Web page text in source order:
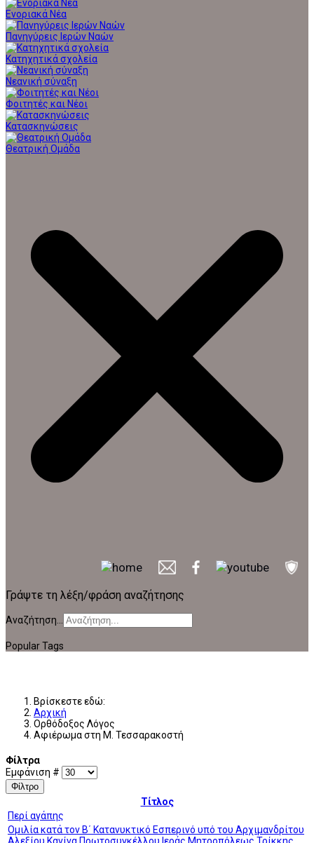
Ενοριακά Νέα
Πανηγύρεις Ιερών Ναών
Κατηχητικά σχολεία
Νεανική σύναξη
Φοιτητές και Νέοι
Κατασκηνώσεις
Θεατρική Ομάδα
Γράψτε τη λέξη/φράση αναζήτησης
Αναζήτηση...
Popular Tags
Βρίσκεστε εδώ:
Αρχική
Ορθόδοξος Λόγος
Αφιέρωμα στη Μ. Τεσσαρακοστή
Φίλτρα
Εμφάνιση #
Φίλτρο
Τίτλος
Περί αγάπης
Ομιλία κατά τον Β΄ Κατανυκτικό Εσπερινό υπό του Αρχιμανδρίτου